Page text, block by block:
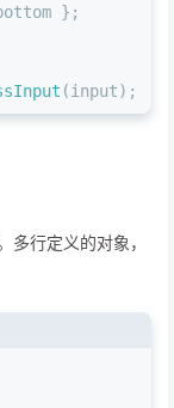
};
(input);
行定义的对象，